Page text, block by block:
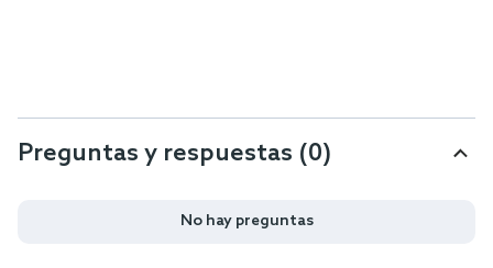
Preguntas y respuestas (0)
No hay preguntas